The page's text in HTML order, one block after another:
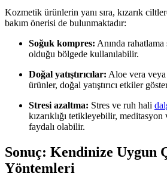
Kozmetik ürünlerin yanı sıra, kızarık
bakım önerisi de bulunmaktadır:
Soğuk kompres: Anında rahatlama
olduğu bölgede kullanılabilir.
Doğal yatıştırıcılar: Aloe vera
ürünler, doğal yatıştırıcı etkiler
Stresi azaltma: Stres ve ruh hali
kızarıklığı tetikleyebilir,
faydalı olabilir.
Sonuç: Kendinize Uygun
Yöntemleri